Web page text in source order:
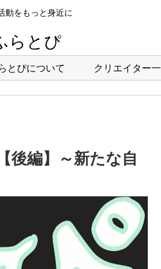
動をもっと身近に
らとぴ
とぴについて クリエイター
後編】～新たな自